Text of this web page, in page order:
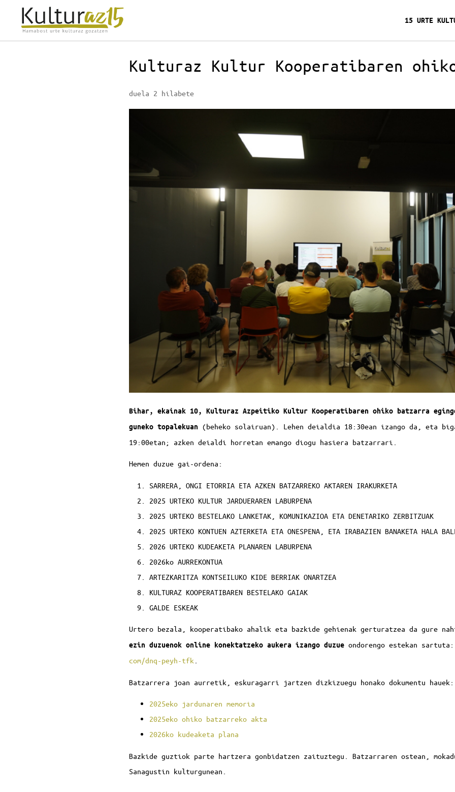
15 URTE
Kulturaz Kultur Kooperatibaren
duela 2 hilabete
Bihar, ekainak 10, Kulturaz Azpeitiko Kultur Kooperatibaren ohiko batzarra egingo
guneko topalekuan (beheko solairuan). Lehen deialdia 18:30ean izango da, eta
19:00etan; azken deialdi horretan emango diogu hasiera batzarrari.
Hemen duzue gai-ordena:
SARRERA, ONGI ETORRIA ETA AZKEN BATZARREKO AKTAREN IRAKURKETA
2025 URTEKO KULTUR JARDUERAREN LABURPENA
2025 URTEKO BESTELAKO LANKETAK, KOMUNIKAZIOA ETA DENETARIKO ZERBITZUAK
2025 URTEKO KONTUEN AZTERKETA ETA ONESPENA, ETA IRABAZIEN BANAKETA HALA
2026 URTEKO KUDEAKETA PLANAREN LABURPENA
2026ko AURREKONTUA
ARTEZKARITZA KONTSEILUKO KIDE BERRIAK ONARTZEA
KULTURAZ KOOPERATIBAREN BESTELAKO GAIAK
GALDE ESKEAK
Urtero bezala, kooperatibako ahalik eta bazkide gehienak gerturatzea da gure
ezin duzuenok online konektatzeko aukera izango duzueondorengo estekan sartuta:
com/dnq-peyh-tfk
Batzarrera joan aurretik, eskuragarri jartzen dizkizuegu honako dokumentu hauek:
2025eko jardunaren memoria
2025eko ohiko batzarreko akta
2026ko kudeaketa plana
Bazkide guztiok parte hartzera gonbidatzen zaituztegu. Batzarraren ostean,
Sanagustin kulturgunean.